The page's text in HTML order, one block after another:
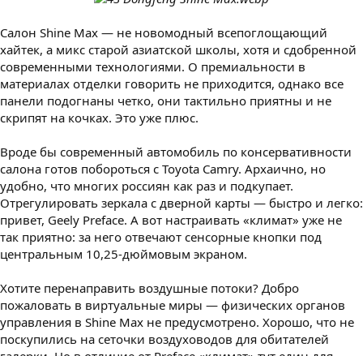
Салон Shine Max — не новомодный всепоглощающий
хайтек, а микс старой азиатской школы, хотя и сдобренной
современными технологиями. О премиальности в
материалах отделки говорить не приходится, однако все
панели подогнаны четко, они тактильно приятны и не
скрипят на кочках. Это уже плюс.
Вроде бы современный автомобиль по консервативности
салона готов побороться с Toyota Camry. Архаично, но
удобно, что многих россиян как раз и подкупает.
Отрегулировать зеркала с дверной карты — быстро и легко:
привет, Geely Preface. А вот настраивать «климат» уже не
так приятно: за него отвечают сенсорные кнопки под
центральным 10,25-дюймовым экраном.
Хотите перенаправить воздушные потоки? Добро
пожаловать в виртуальные миры — физических органов
управления в Shine Max не предусмотрено. Хорошо, что не
поскупились на сеточки воздуховодов для обитателей